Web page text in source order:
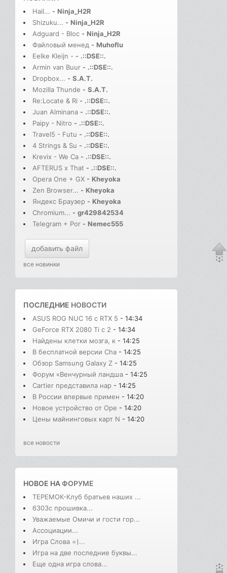
Hail... - Ninja_H2R
Shizuku... - Ninja_H2R
Adguard - Bloc - Ninja_H2R
Файловый менед - Muhoflu
Eelke Kleijn - - .::DSE::.
Armin van Buur - .::DSE::.
Dropbox... - S.A.T.
Mozilla Thunde - S.A.T.
Re:Locate & Ri - .::DSE::.
Juan Alminana - .::DSE::.
Paipy - Nitro - .::DSE::.
Travel5 - Futu - .::DSE::.
4 Strings & Su - .::DSE::.
Krevix - We Ca - .::DSE::.
AFTERUS x That - .::DSE::.
Opera One + GX - Kheyoka
Zen Browser... - Kheyoka
Яндекс Браузер - Kheyoka
Chromium... - gr429842534
Telegram + Por - Nemec555
добавить файл
все новинки
ПОСЛЕДНИЕ НОВОСТИ
ASUS ROG NUC 16 с RTX 5 - 14:34
GeForce RTX 2080 Ti с 2 - 14:34
Найдены клетки мозга, к - 14:25
В бесплатной версии Cha - 14:25
Обзор Samsung Galaxy Z - 14:25
Форум «Венчурный ландша - 14:25
Cartier представила нар - 14:25
В России впервые примен - 14:20
Новое устройство от Ope - 14:20
Цены майнинговых карт N - 14:20
все новости
НОВОЕ НАФОРУМЕ
ТЕРЕМОК-Клуб братьев наших ...
6303с прошивка...
Уважаемые Омичи и гости гор...
Ассоциации...
Игра Слова =)...
Игра на две последние буквы...
Еще одна игра слова...